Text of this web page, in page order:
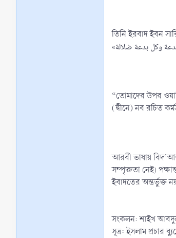
তিনি ইরবাদ ইবন
“তোমাদের উপর
(দ্বীনে) নব রচিত
আরবী ভাষায়
সম্পৃক্ততা নেই।
ইবাদতের অন্তর্ভুক্ত
সংকলন: শাইখ
সূত্র: ইসলাম প্রচার